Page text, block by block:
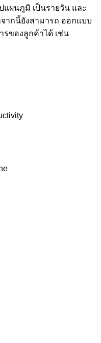
แผนภูมิ เป็นรายวัน และ
ากนี้ยังสามารถ ออกแบบ
ของลูกค้าได้ เช่น